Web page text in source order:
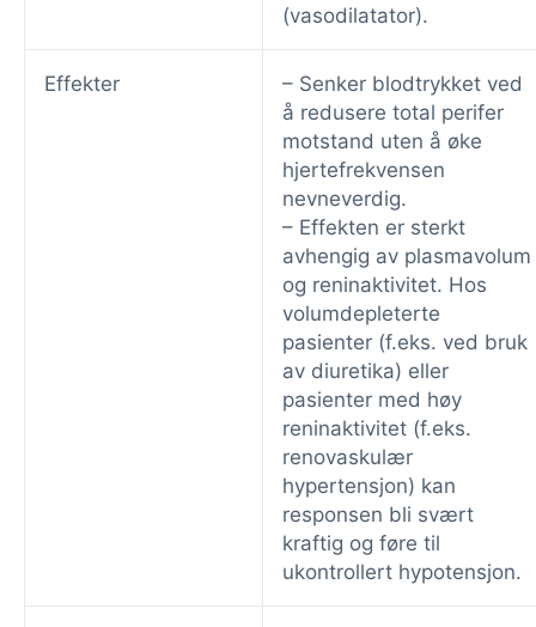
(vasodilatator).
Effekter
– Senker blodtrykket ved
å redusere total perifer
motstand uten å øke
hjertefrekvensen
nevneverdig.
– Effekten er sterkt
avhengig av plasmavolum
og reninaktivitet. Hos
volumdepleterte
pasienter (f.eks. ved bruk
av diuretika) eller
pasienter med høy
reninaktivitet (f.eks.
renovaskulær
hypertensjon) kan
responsen bli svært
kraftig og føre til
ukontrollert hypotensjon.